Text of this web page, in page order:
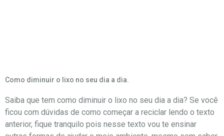
Como diminuir o lixo no seu dia a dia.
Saiba que tem como diminuir o lixo no seu dia a dia? Se você
ficou com dúvidas de como começar a reciclar lendo o texto
anterior, fique tranquilo pois nesse texto vou te ensinar